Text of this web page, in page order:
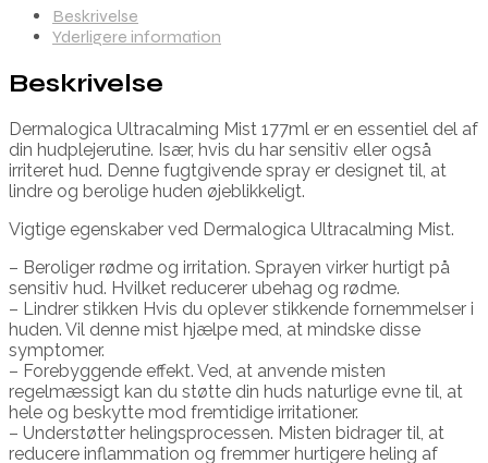
Beskrivelse
Yderligere information
Beskrivelse
Dermalogica Ultracalming Mist 177ml er en essentiel del af
din hudplejerutine. Især, hvis du har sensitiv eller også
irriteret hud. Denne fugtgivende spray er designet til, at
lindre og berolige huden øjeblikkeligt.
Vigtige egenskaber ved Dermalogica Ultracalming Mist.
– Beroliger rødme og irritation. Sprayen virker hurtigt på
sensitiv hud. Hvilket reducerer ubehag og rødme.
– Lindrer stikken Hvis du oplever stikkende fornemmelser i
huden. Vil denne mist hjælpe med, at mindske disse
symptomer.
– Forebyggende effekt. Ved, at anvende misten
regelmæssigt kan du støtte din huds naturlige evne til, at
hele og beskytte mod fremtidige irritationer.
– Understøtter helingsprocessen. Misten bidrager til, at
reducere inflammation og fremmer hurtigere heling af